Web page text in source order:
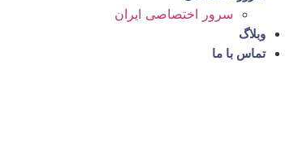
سرور اختصاصی ایران
وبلاگ
تماس با ما